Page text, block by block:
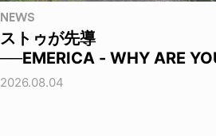
NEWS
ストゥが先導
──EMERICA - WHY ARE
2026.08.04